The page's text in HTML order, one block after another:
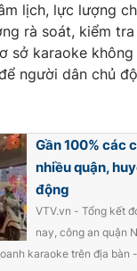
mọi hình thức nếu
Ghi rõ nguồn VTV.vn
này.
lịch, lực lượng
rà soát, kiểm
sở karaoke
người dân chủ
Gần 100% các
nhiều quận,
động
VTV.vn - Tổng kết
nay, công an quận
karaoke trên địa bàn